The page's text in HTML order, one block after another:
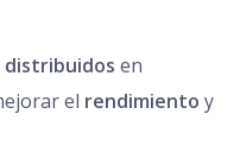
en
el rendimiento y